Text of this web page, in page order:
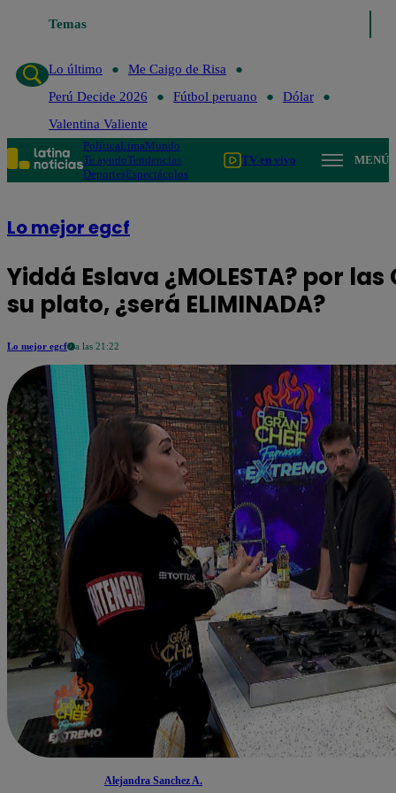
Temas
Lo último
Me Caigo de Risa
Perú Decide 2026
Fútbol peruano
Dólar
Valentina Valiente
PolíticaLimaMundo
Te ayudoTendencias
DeportesEspectáculos
TV en vivo MENÚ
Lo mejor egcf
Yiddá Eslava ¿MOLESTA? por
su plato, ¿será ELIMINADA?
Lo mejor egcf a las 21:22
Alejandra Sanchez A.